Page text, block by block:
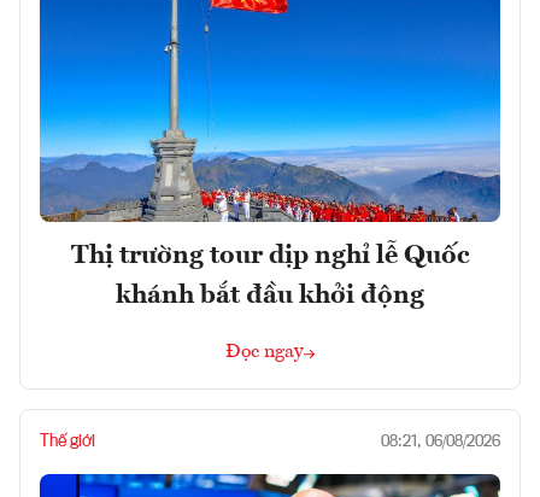
Thị trường tour dịp nghỉ lễ Quốc
khánh bắt đầu khởi động
Đọc ngay
Thế giới 08:21, 06/08/2026